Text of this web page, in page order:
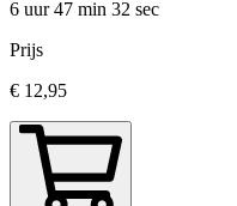
6 uur 47 min 32 sec
Prijs
€ 12,95